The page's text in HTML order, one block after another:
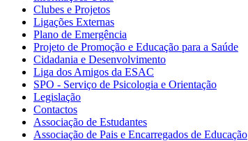
Clubes e Projetos
Ligações Externas
Plano de Emergência
Projeto de Promoção e Educação para a Saúde
Cidadania e Desenvolvimento
Liga dos Amigos da ESAC
SPO - Serviço de Psicologia e Orientação
Legislação
Contactos
Associação de Estudantes
Associação de Pais e Encarregados de Educação